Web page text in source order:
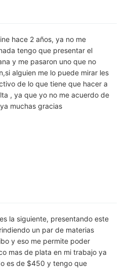
hace 2 años, ya no me
tengo que presentar el
y me pasaron uno que no
alguien me lo puede mirar les
de lo que tiene que hacer a
, ya que yo no me acuerdo de
muchas gracias
la siguiente, presentando este
un par de materias
y eso me permite poder
mas de plata en mi trabajo ya
es de $450 y tengo que